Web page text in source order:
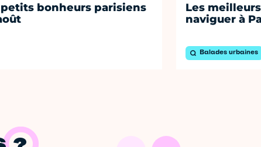
petits bonheurs parisiens
Les
naviguer à
Balades urbaines